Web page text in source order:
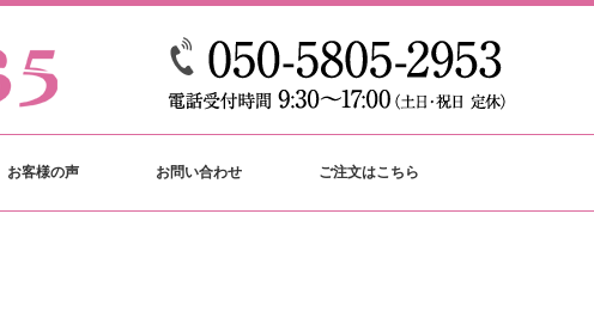
お客様の声 お問い合わせ ご注文はこちら